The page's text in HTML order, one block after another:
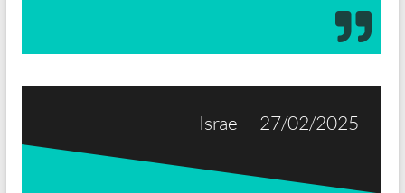
Israel – 27/02/2025